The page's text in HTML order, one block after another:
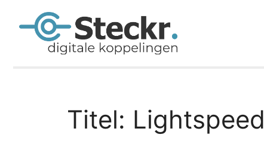
Titel: Lightspeed